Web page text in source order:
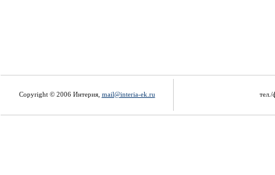
Copyright © 2006 Интерия, mail@interia-ek.ru